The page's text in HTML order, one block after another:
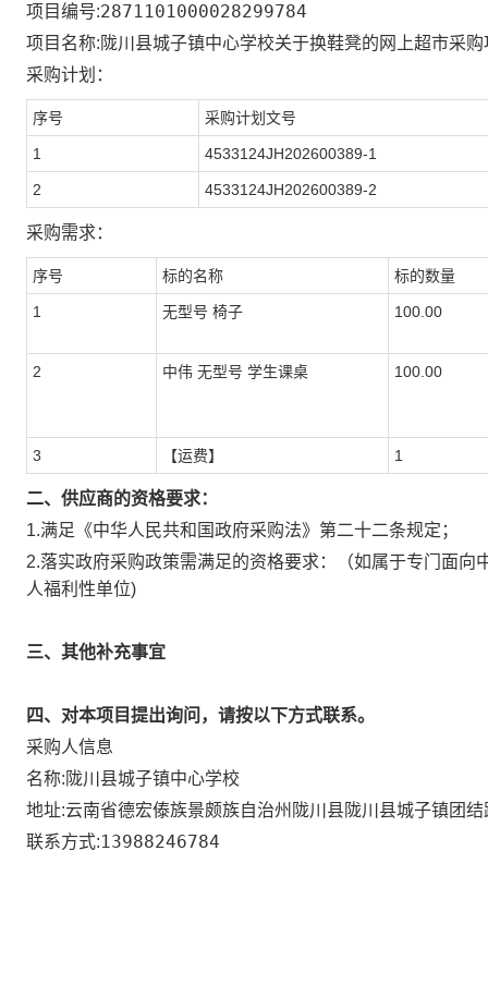
项目编号:2871101000028299784
项目名称:陇川县城子镇中心学校关于换鞋凳的网上超市采购
采购计划：
序号 采购计划文号
1 4533124JH202600389-1
2 4533124JH202600389-2
采购需求：
序号 标的名称 标的数量
1 无型号 椅子 100.00
2 中伟 无型号 学生课桌 100.00
3 【运费】 1
二、供应商的资格要求：
1.满足《中华人民共和国政府采购法》第二十二条规定；
2.落实政府采购政策需满足的资格要求：
（如属于专门面
人福利性单位)
三、其他补充事宜
四、对本项目提出询问，请按以下方式联系。
采购人信息
名称:陇川县城子镇中心学校
地址:云南省德宏傣族景颇族自治州陇川县陇川县城子镇团
联系方式:13988246784